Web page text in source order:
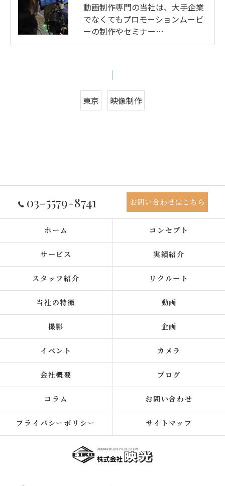
動画制作専門の当社は、大手企業
でなくてもプロモーションムービ
ーの制作やセミナー…
東京 映像制作
03-5579-8741 お問い合わせはこちら
ホーム コンセプト
サービス 実績紹介
スタッフ紹介 リクルート
当社の特徴 動画
撮影 企画
イベント カメラ
会社概要 ブログ
コラム お問い合わせ
プライバシーポリシー サイトマップ